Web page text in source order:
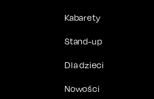
Kabarety
Stand-up
Dla dzieci
Nowości